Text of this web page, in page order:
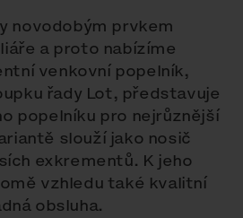
novodobým prvkem
a proto nabízíme
venkovní popelník,
řady Lot, představuje
popelníku pro nejrůznější
slouží jako nosič
exkrementů. K jeho
vzhledu také kvalitní
obsluha.